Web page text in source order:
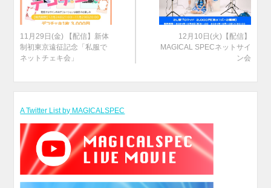
11月29日(金) 【配信】新体
制初東京遠征記念「私服で
ネットチェキ会」
12月10日(火)【配信】
MAGICAL SPECネットサイ
ン会
A Twitter List by MAGICALSPEC